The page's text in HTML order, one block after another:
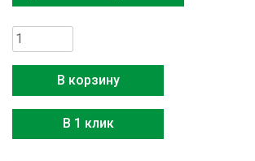
Количество
товара
Electrolux
EACS/I-
09HF2/N8
В корзину
В 1 клик